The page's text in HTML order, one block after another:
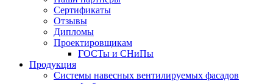
Сертификаты
Отзывы
Дипломы
Проектировщикам
ГОСТы и СНиПы
Продукция
Системы навесных вентилируемых фасадов